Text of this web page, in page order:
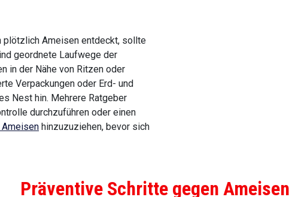
plötzlich Ameisen entdeckt, sollte
geordnete Laufwege der
in der Nähe von Ritzen oder
Verpackungen oder Erd- und
Nest hin. Mehrere Ratgeber
durchzuführen oder einen
hinzuzuziehen, bevor sich
Präventive Schritte gegen Ameisen